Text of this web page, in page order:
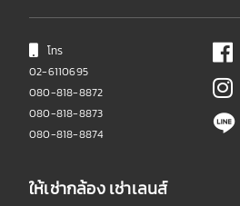
โทร
02-6110695
080-818-8872
080-818-8873
080-818-8874
ให้เช่ากล้อง เช่าเลนส์